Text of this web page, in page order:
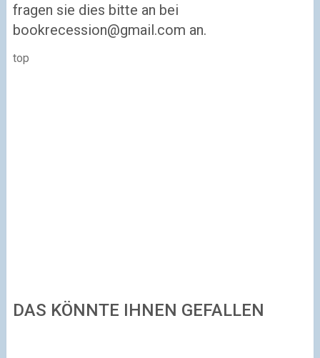
fragen sie dies bitte an bei
bookrecession@gmail.com an.
top
DAS KÖNNTE IHNEN GEFALLEN